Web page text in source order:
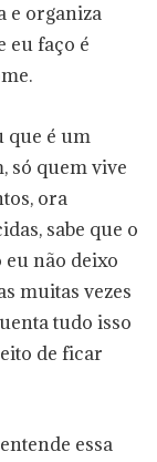
e organiza
eu faço é
que é um
só quem vive
ora
sabe que o
não deixo
muitas vezes
tudo isso
de ficar
essa